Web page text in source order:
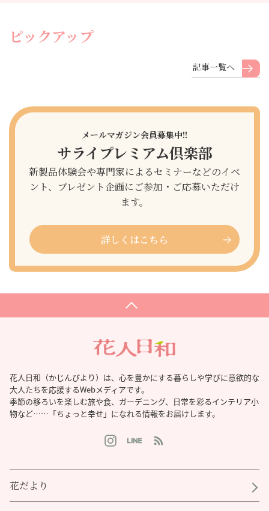
ピックアップ
記事一覧へ
メールマガジン会員募集中!!
サライプレミアム倶楽部
新製品体験会や専門家によるセミナーなどのイベ
ント、プレゼント企画にご参加・ご応募いただけ
ます。
詳しくはこちら
花人日和（かじんびより）は、心を豊かにする暮らしや学びに意欲的な
大人たちを応援するWebメディアです。
季節の移ろいを楽しむ旅や食、ガーデニング、日常を彩るインテリア小
物など……「ちょっと幸せ」になれる情報をお届けします。
花だより